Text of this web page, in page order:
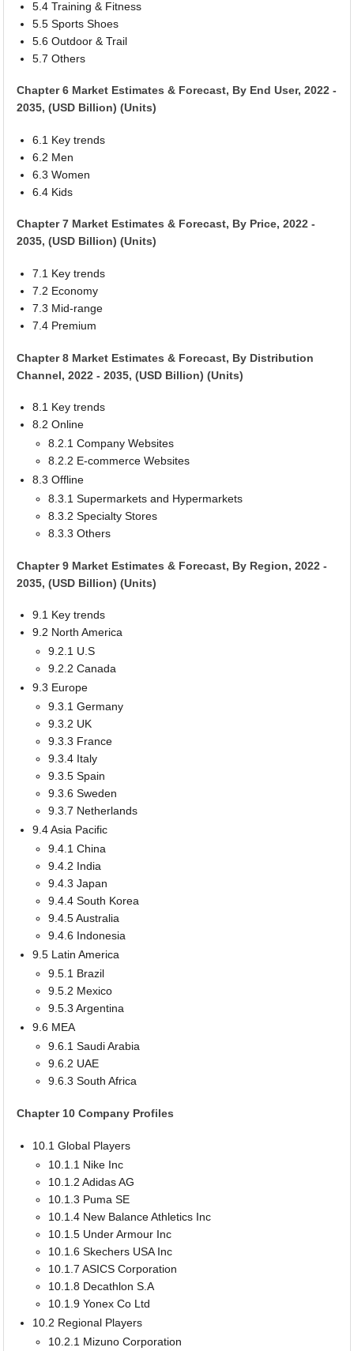
5.4 Training & Fitness
5.5 Sports Shoes
5.6 Outdoor & Trail
5.7 Others
Chapter 6 Market Estimates & Forecast, By End User, 2022 -
2035, (USD Billion) (Units)
6.1 Key trends
6.2 Men
6.3 Women
6.4 Kids
Chapter 7 Market Estimates & Forecast, By Price, 2022 -
2035, (USD Billion) (Units)
7.1 Key trends
7.2 Economy
7.3 Mid-range
7.4 Premium
Chapter 8 Market Estimates & Forecast, By Distribution
Channel, 2022 - 2035, (USD Billion) (Units)
8.1 Key trends
8.2 Online
8.2.1 Company Websites
8.2.2 E-commerce Websites
8.3 Offline
8.3.1 Supermarkets and Hypermarkets
8.3.2 Specialty Stores
8.3.3 Others
Chapter 9 Market Estimates & Forecast, By Region, 2022 -
2035, (USD Billion) (Units)
9.1 Key trends
9.2 North America
9.2.1 U.S
9.2.2 Canada
9.3 Europe
9.3.1 Germany
9.3.2 UK
9.3.3 France
9.3.4 Italy
9.3.5 Spain
9.3.6 Sweden
9.3.7 Netherlands
9.4 Asia Pacific
9.4.1 China
9.4.2 India
9.4.3 Japan
9.4.4 South Korea
9.4.5 Australia
9.4.6 Indonesia
9.5 Latin America
9.5.1 Brazil
9.5.2 Mexico
9.5.3 Argentina
9.6 MEA
9.6.1 Saudi Arabia
9.6.2 UAE
9.6.3 South Africa
Chapter 10 Company Profiles
10.1 Global Players
10.1.1 Nike Inc
10.1.2 Adidas AG
10.1.3 Puma SE
10.1.4 New Balance Athletics Inc
10.1.5 Under Armour Inc
10.1.6 Skechers USA Inc
10.1.7 ASICS Corporation
10.1.8 Decathlon S.A
10.1.9 Yonex Co Ltd
10.2 Regional Players
10.2.1 Mizuno Corporation